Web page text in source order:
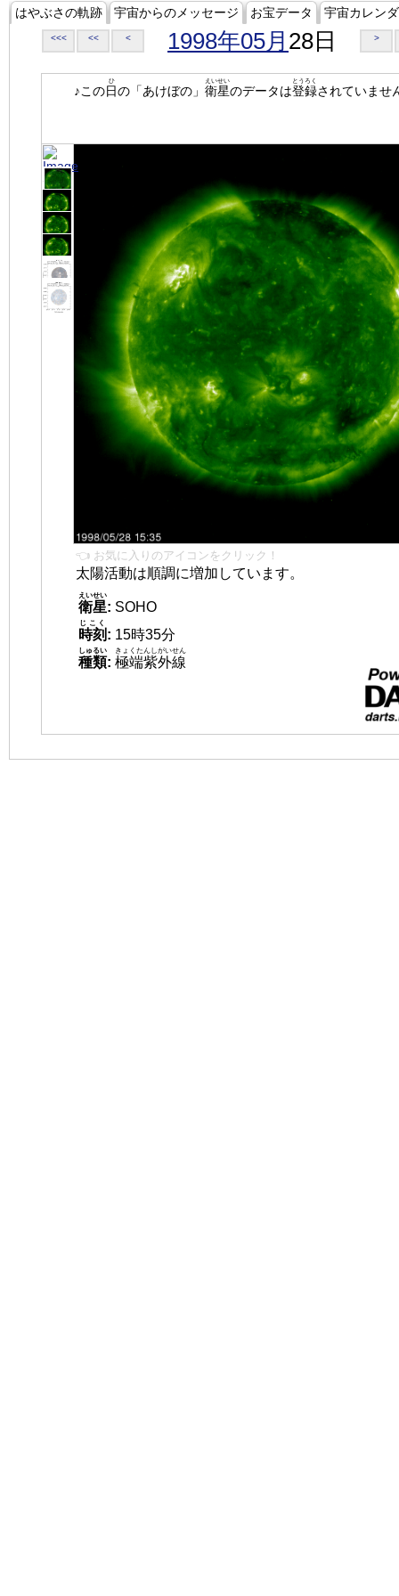
はやぶさの軌跡 宇宙からのメッセージ お宝データ 宇宙カレン
<<< << < 1998年05月 28日 >
♪この日
ひ
の「あけぼの」 衛星
えいせい
のデータは登録
とうろく
されていませ
👈 お気に入りのアイコンをクリック！
太陽活動は順調に増加しています。
衛星
えいせい
: SOHO
時刻
じこく
: 15時35分
種類
しゅるい
: 極端紫外線
きょくたんしがいせん